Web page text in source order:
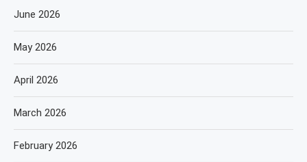
June 2026
May 2026
April 2026
March 2026
February 2026